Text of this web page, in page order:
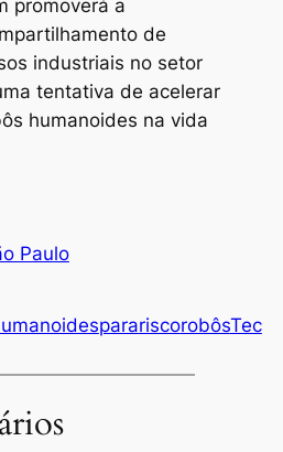
promoverá a
de
industriais no setor
tentativa de acelerar
humanoides na vida
Paulo
parariscorobôsTec